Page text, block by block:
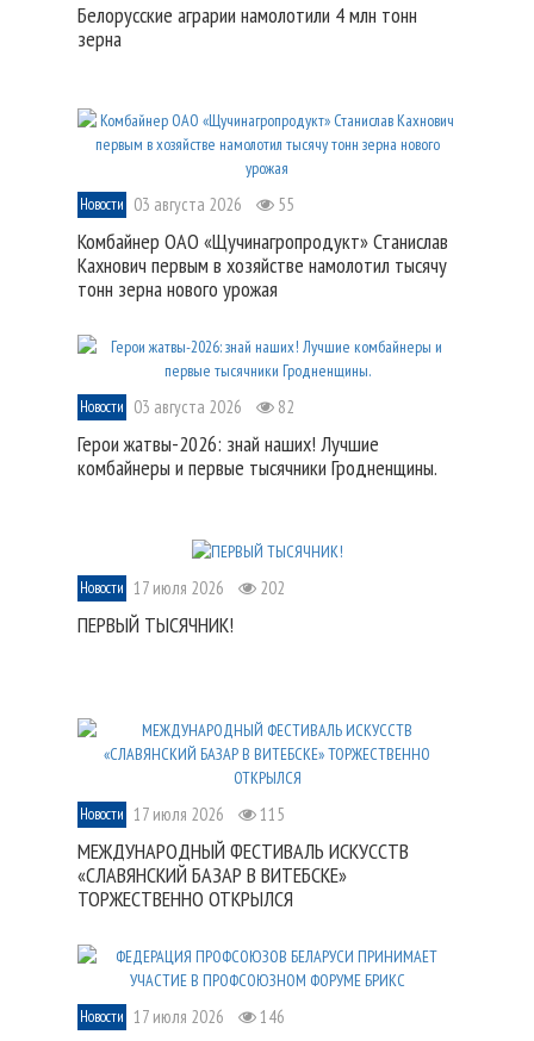
Белорусские аграрии намолотили 4 млн тонн
зерна
Новости 03 августа 2026 55
Комбайнер ОАО «Щучинагропродукт» Станислав
Кахнович первым в хозяйстве намолотил тысячу
тонн зерна нового урожая
Новости 03 августа 2026 82
Герои жатвы-2026: знай наших! Лучшие
комбайнеры и первые тысячники Гродненщины.
Новости 17 июля 2026 202
ПЕРВЫЙ ТЫСЯЧНИК!
Новости 17 июля 2026 115
МЕЖДУНАРОДНЫЙ ФЕСТИВАЛЬ ИСКУССТВ
«СЛАВЯНСКИЙ БАЗАР В ВИТЕБСКЕ»
ТОРЖЕСТВЕННО ОТКРЫЛСЯ
Новости 17 июля 2026 146